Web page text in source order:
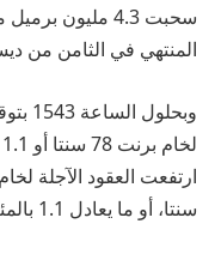
سحبت 4.3 مليون
المنتهي في الثامن من
سنتا، أو ما يعادل 1.1 بالمئة إلى 69.36 دولار للبرميل.